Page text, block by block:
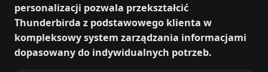
personalizacji pozwala przekształcić
Thunderbirda z podstawowego klienta w
kompleksowy system zarządzania informacjami
dopasowany do indywidualnych potrzeb.